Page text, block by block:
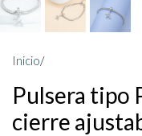
Inicio/
Pulsera tipo
cierre